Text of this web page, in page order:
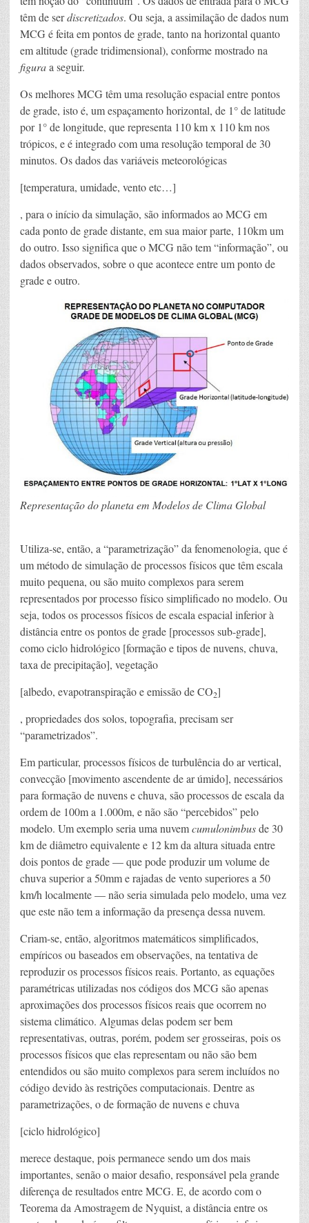
têm de serdiscretizados. Ou seja, a assimilação de dados num
MCG é feita em pontos de grade, tanto na horizontal quanto
em altitude (grade tridimensional), conforme mostrado na
figuraa seguir.
Os melhores MCG têm uma resolução espacial entre pontos
de grade, isto é, um espaçamento horizontal, de 1° de latitude
por 1° de longitude, que representa 110 km x 110 km nos
trópicos, e é integrado com uma resolução temporal de 30
minutos. Os dados das variáveis meteorológicas
[temperatura, umidade, vento etc…]
, para o início da simulação, são informados ao MCG em
cada ponto de grade distante, em sua maior parte, 110km um
do outro. Isso significa que o MCG não tem “informação”, ou
dados observados, sobre o que acontece entre um ponto de
grade e outro.
Representação do planeta em Modelos de Clima Global
Utiliza-se, então, a “parametrização” da fenomenologia, que é
um método de simulação de processos físicos que têm escala
muito pequena, ou são muito complexos para serem
representados por processo físico simplificado no modelo. Ou
seja, todos os processos físicos de escala espacial inferior à
distância entre os pontos de grade [processos sub-grade],
como ciclo hidrológico [formação e tipos de nuvens, chuva,
taxa de precipitação], vegetação
[albedo, evapotranspiração e emissão de CO2]
, propriedades dos solos, topografia, precisam ser
“parametrizados”.
Em particular, processos físicos de turbulência do ar vertical,
convecção [movimento ascendente de ar úmido], necessários
para formação de nuvens e chuva, são processos de escala da
ordem de 100m a 1.000m, e não são “percebidos” pelo
modelo. Um exemplo seria uma nuvemcumulonimbusde 30
km de diâmetro equivalente e 12 km da altura situada entre
dois pontos de grade — que pode produzir um volume de
chuva superior a 50mm e rajadas de vento superiores a 50
km/h localmente — não seria simulada pelo modelo, uma vez
que este não tem a informação da presença dessa nuvem.
Criam-se, então, algoritmos matemáticos simplificados,
empíricos ou baseados em observações, na tentativa de
reproduzir os processos físicos reais. Portanto, as equações
paramétricas utilizadas nos códigos dos MCG são apenas
aproximações dos processos físicos reais que ocorrem no
sistema climático. Algumas delas podem ser bem
representativas, outras, porém, podem ser grosseiras, pois os
processos físicos que elas representam ou não são bem
entendidos ou são muito complexos para serem incluídos no
código devido às restrições computacionais. Dentre as
parametrizações, o de formação de nuvens e chuva
[ciclo hidrológico]
merece destaque, pois permanece sendo um dos mais
importantes, senão o maior desafio, responsável pela grande
diferença de resultados entre MCG. E, de acordo com o
Teorema da Amostragem de Nyquist, a distância entre os